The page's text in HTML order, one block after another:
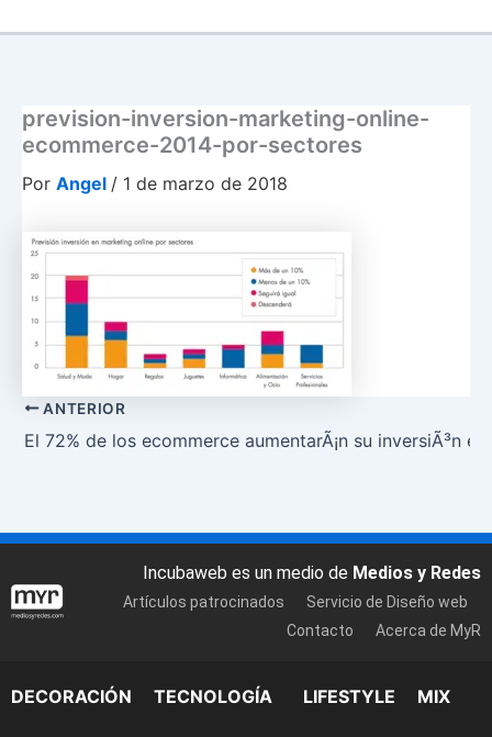
prevision-inversion-marketing-online-
ecommerce-2014-por-sectores
Por Angel / 1 de marzo de 2018
ANTERIOR
El 72% de los ecommerce aumentarÃ¡n su inversiÃ³n
Incubaweb es un medio de Medios y Redes
Artículos patrocinados
Servicio de Diseño web
Contacto
Acerca de MyR
DECORACIÓN TECNOLOGÍA LIFESTYLE MIX